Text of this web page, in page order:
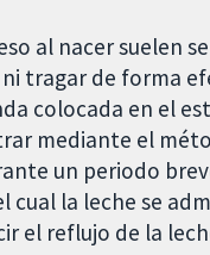
al nacer suelen
tragar de forma
colocada en el
mediante el
un periodo
la leche se
el reflujo de la